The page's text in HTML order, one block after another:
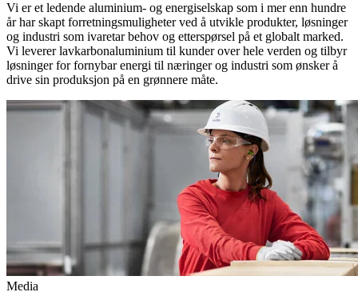
Vi er et ledende aluminium- og energiselskap som i mer enn hundre
år har skapt forretningsmuligheter ved å utvikle produkter, løsninger
og industri som ivaretar behov og etterspørsel på et globalt marked.
Vi leverer lavkarbonaluminium til kunder over hele verden og tilbyr
løsninger for fornybar energi til næringer og industri som ønsker å
drive sin produksjon på en grønnere måte.
Media